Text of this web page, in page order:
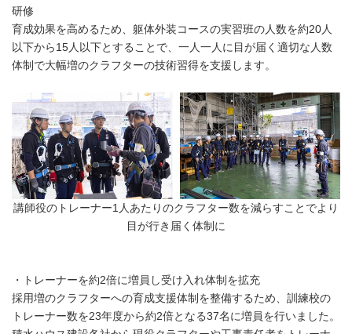
研修
育成効果を高めるため、躯体外装コースの実習班の人数を約20人
以下から15人以下とすることで、一人一人に目が届く適切な人数
体制で大幅増のクラフターの技術習得を支援します。
講師役のトレーナー1人あたりのクラフター数を減らすことでより
目が行き届く体制に
・トレーナーを約2倍に増員し受け入れ体制を拡充
採用増のクラフターへの育成支援体制を整備するため、訓練校の
トレーナー数を23年度から約2倍となる37名に増員を行いました。